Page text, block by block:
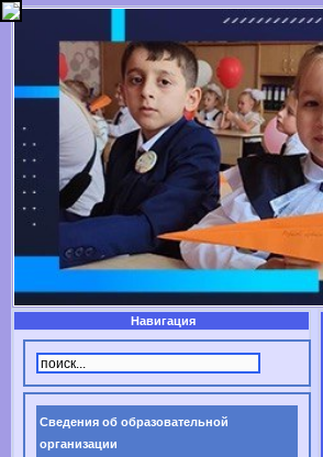
Навигация
Сведения об образовательной
организации